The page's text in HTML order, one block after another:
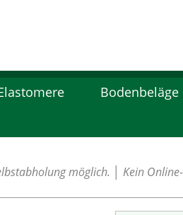
Bodenbeläge
möglich. │ Kein